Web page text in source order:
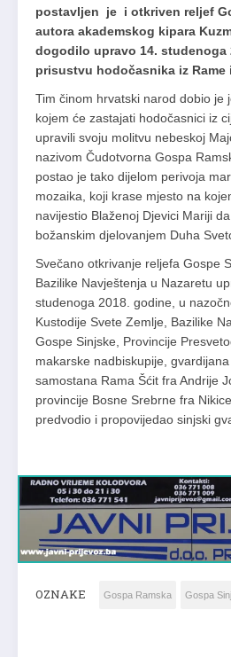
postavljen je i otkriven reljef
autora akademskog kipara
dogodilo upravo 14. studenoga
prisustvu hodočasnika iz Rame
Tim činom hrvatski narod dobio je
kojem će zastajati hodočasnici iz
upravili svoju molitvu nebeskoj
nazivom Čudotvorna Gospa
postao je tako dijelom perivoja
mozaika, koji krase mjesto na
navijestio Blaženoj Djevici Mariji
božanskim djelovanjem Duha
Svečano otkrivanje reljefa Gospe
Bazilike Navještenja u Nazaretu
studenoga 2018. godine, u
Kustodije Svete Zemlje, Bazilike
Gospe Sinjske, Provincije
makarske nadbiskupije,
samostana Rama Šćit fra Andrije
provincije Bosne Srebrne fra
predvodio i propovijedao sinjski
OZNAKE Gospa Ramska Gospa